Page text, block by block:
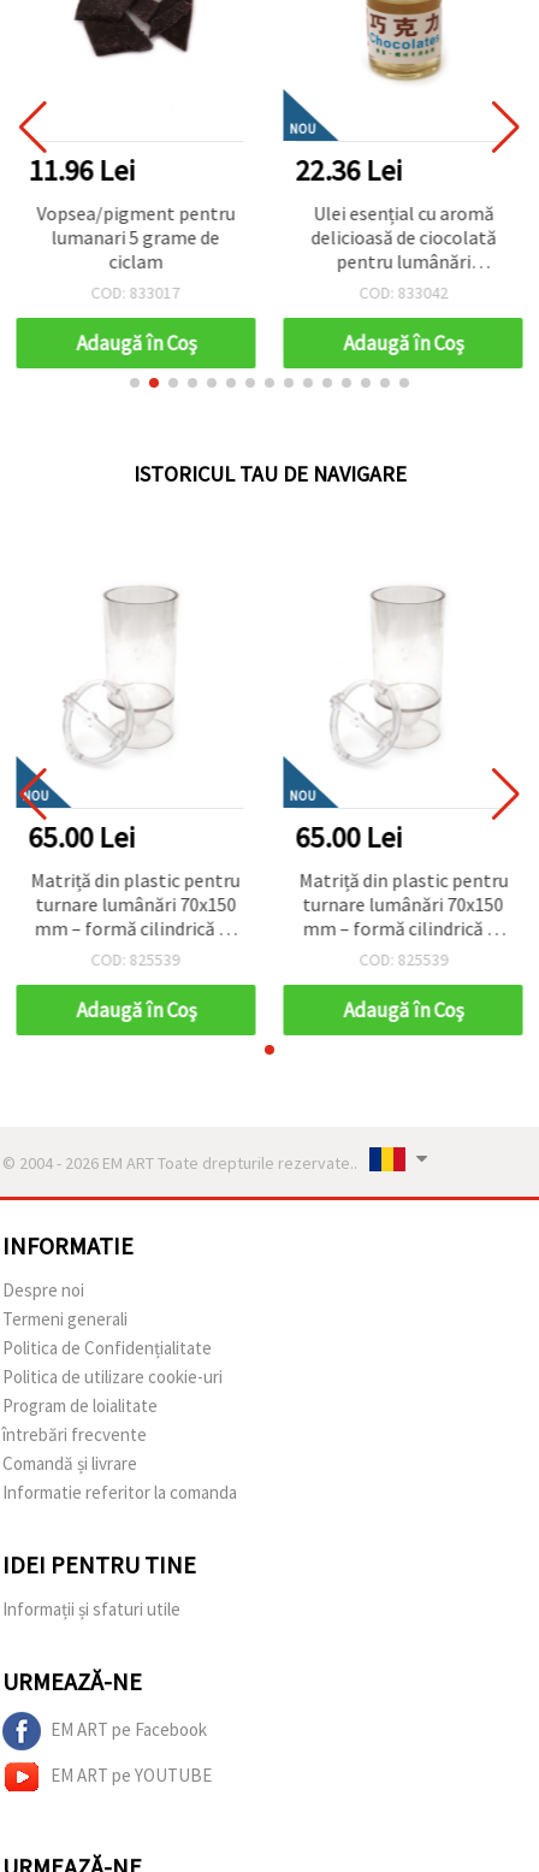
11.96 Lei
Vopsea/pigment pentru
lumanari 5 grame de
ciclam
COD: 833017
Adaugă în Coş
NOU
22.36 Lei
Ulei esențial cu aromă
delicioasă de ciocolată
pentru lumânări
handmade, 20 ml –
dulce și reconfortant
creațiilor tale
COD: 833042
Adaugă în Coş
ISTORICUL TAU DE NAVIGARE
NOU
65.00 Lei
Matriță din plastic pentru
turnare lumânări 70x150
mm – formă cilindrică cu
vârf ascuțit, ideală pentru
înalte și elegante
COD: 825539
Adaugă în Coş
NOU
65.00 Lei
Matriță din plastic pentru
turnare lumânări 70x150
mm – formă cilindrică cu
vârf ascuțit, ideală pentru
înalte și elegante
COD: 825539
Adaugă în Coş
© 2004 - 2026 EM ART Toate drepturile rezervate..
INFORMATIE
Despre noi
Termeni generali
Politica de Confidențialitate
Politica de utilizare cookie-uri
Program de loialitate
întrebări frecvente
Comandă și livrare
Informatie referitor la comanda
IDEI PENTRU TINE
Informații și sfaturi utile
URMEAZĂ-NE
EM ART pe Facebook
EM ART pe YOUTUBE